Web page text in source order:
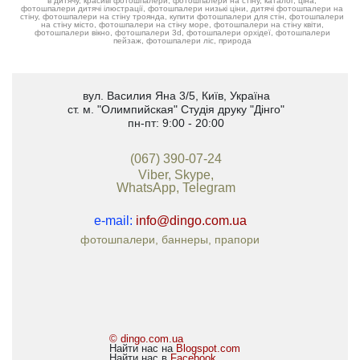
фотошпалери дитячі ілюстрації, фотошпалери низькі ціни, дитячі фотошпалери на
стіну, фотошпалери на стіну троянда, купити фотошпалери для стін, фотошпалери
на стіну місто, фотошпалери на стіну море, фотошпалери на стіну квіти,
фотошпалери вікно, фотошпалери 3d, фотошпалери орхідеї, фотошпалери
пейзаж, фотошпалери ліс, природа
вул. Василия Яна 3/5, Київ, Україна
ст. м. "Олимпийская" Студія друку "Дінго"
пн-пт: 9:00 - 20:00
(067) 390-07-24
Viber, Skype,
WhatsApp, Telegram
e-mail: info@dingo.com.ua
фотошпалери, баннеры, прапори
© dingo.com.ua
Найти нас на Blogspot.com